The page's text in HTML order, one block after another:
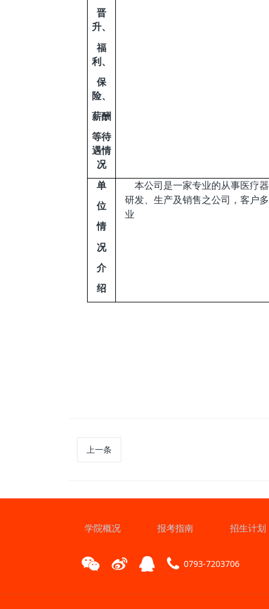
晋
升、
福
利、
保
险、
薪酬
等待
遇情
况
单
位
情
况
介
绍
本公司是一家专业的从事医疗
研发、生产及销售之公司，客户
业
上一条
学院概况 报考指南 招生计划
0793-7203706